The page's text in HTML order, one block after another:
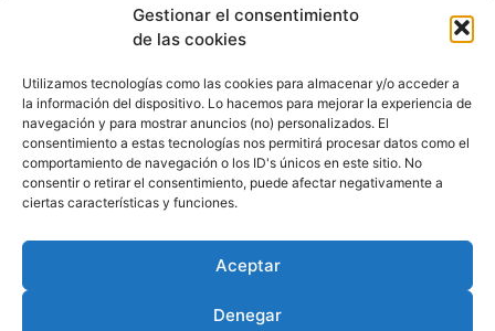
Gestionar el consentimiento
de las cookies
Utilizamos tecnologías como las cookies para almacenar y/o acceder a
la información del dispositivo. Lo hacemos para mejorar la experiencia de
navegación y para mostrar anuncios (no) personalizados. El
consentimiento a estas tecnologías nos permitirá procesar datos como el
comportamiento de navegación o los ID's únicos en este sitio. No
consentir o retirar el consentimiento, puede afectar negativamente a
ciertas características y funciones.
Aceptar
Denegar
Subscribirme
Developed by